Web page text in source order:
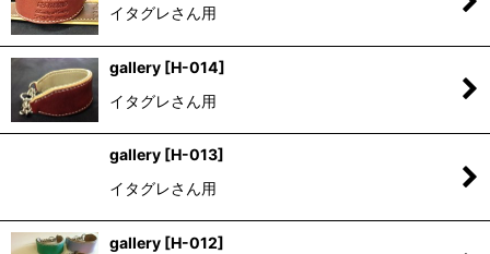
イタグレさん用
gallery [H-014]
イタグレさん用
gallery [H-013]
イタグレさん用
gallery [H-012]